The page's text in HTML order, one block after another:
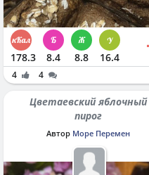
178.3 8.4 8.8 16.4
4 4
Цветаевский яблочный
пирог
Автор Море Перемен